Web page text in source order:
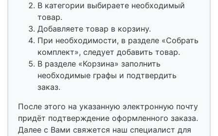
В категории выбираете необходимый
товар.
Добавляете товар в корзину.
При необходимости, в разделе «Собрать
комплект», следует добавить товар.
В разделе «Корзина» заполнить
необходимые графы и подтвердить
заказ.
После этого на указанную электронную почту
придёт подтверждение оформленного заказа.
Далее с Вами свяжется наш специалист для